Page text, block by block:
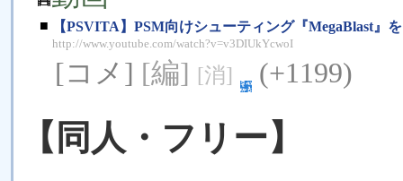
■ 【PSVITA】PSM向けシューティング『MegaBlast』
http://www.youtube.com/watch?v=v3DIUkYcwoI
[コメ] [編] [消] (+1199)
【同人・フリー】